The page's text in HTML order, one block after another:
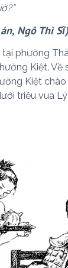
Ngô Thì Sĩ)
phường
Kiệt.
Kiệt
triều vua